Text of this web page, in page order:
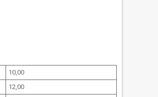
10,00
12,00